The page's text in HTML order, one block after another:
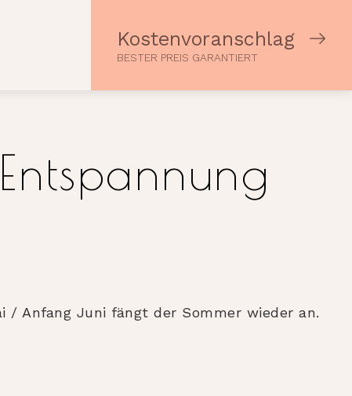
Kostenvoranschlag
BESTER PREIS GARANTIERT
Anfang Juni fängt der Sommer wieder an.